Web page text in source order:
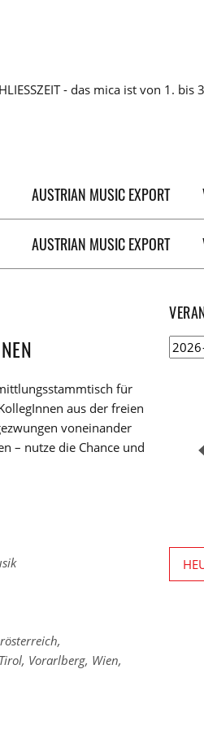
- das mica ist von 1.
AUSTRIAN MUSIC EXPORT
AUSTRIAN MUSIC EXPORT
für
aus der freien
voneinander
– nutze die Chance und
,
Tirol, Vorarlberg, Wien,